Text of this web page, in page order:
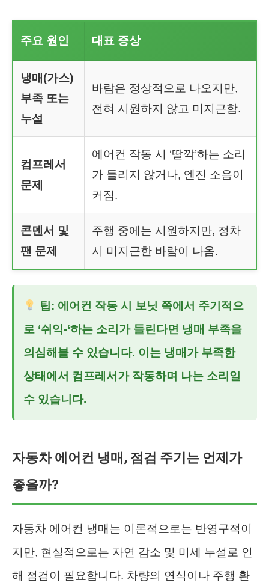
주요 원인 대표 증상
냉매(가스)
부족 또는
누설
바람은 정상적으로 나오지만,
전혀 시원하지 않고 미지근함.
컴프레서
문제
에어컨 작동 시 ‘딸깍’하는 소리
가 들리지 않거나, 엔진 소음이
커짐.
콘덴서 및
팬 문제
주행 중에는 시원하지만, 정차
시 미지근한 바람이 나옴.
팁: 에어컨 작동 시 보닛 쪽에서 주기적으
로 ‘쉬익-‘하는 소리가 들린다면 냉매 부족을
의심해볼 수 있습니다. 이는 냉매가 부족한
상태에서 컴프레서가 작동하며 나는 소리일
수 있습니다.
자동차 에어컨 냉매, 점검 주기는 언제가
좋을까?
자동차 에어컨 냉매는 이론적으로는 반영구적이
지만, 현실적으로는 자연 감소 및 미세 누설로 인
해 점검이 필요합니다. 차량의 연식이나 주행 환